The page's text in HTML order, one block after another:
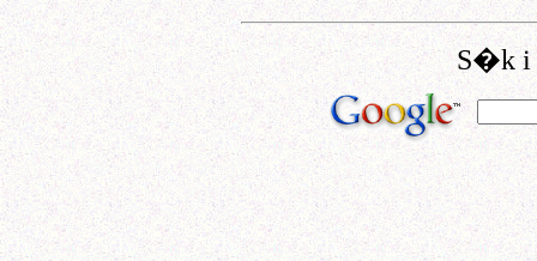
S�k i